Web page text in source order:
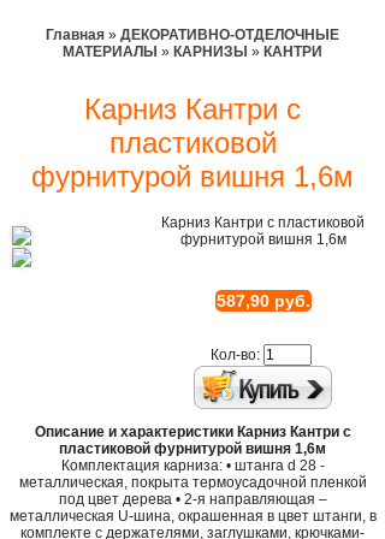
Главная » ДЕКОРАТИВНО-ОТДЕЛОЧНЫЕ
МАТЕРИАЛЫ » КАРНИЗЫ » КАНТРИ
Карниз Кантри с
пластиковой
фурнитурой вишня 1,6м
Карниз Кантри с пластиковой
фурнитурой вишня 1,6м
587,90 руб.
Кол-во:
Описание и характеристики Карниз Кантри с
пластиковой фурнитурой вишня 1,6м
Комплектация карниза: • штанга d 28 -
металлическая, покрыта термоусадочной пленкой
под цвет дерева • 2-я направляющая –
металлическая U-шина, окрашенная в цвет штанги, в
комплекте с держателями, заглушками, крючками-